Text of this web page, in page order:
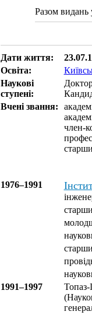
Разом видань
Дати життя:
Освіта:
Наукові
ступені:
Вчені звання:
член-
1976–1991
1991–1997